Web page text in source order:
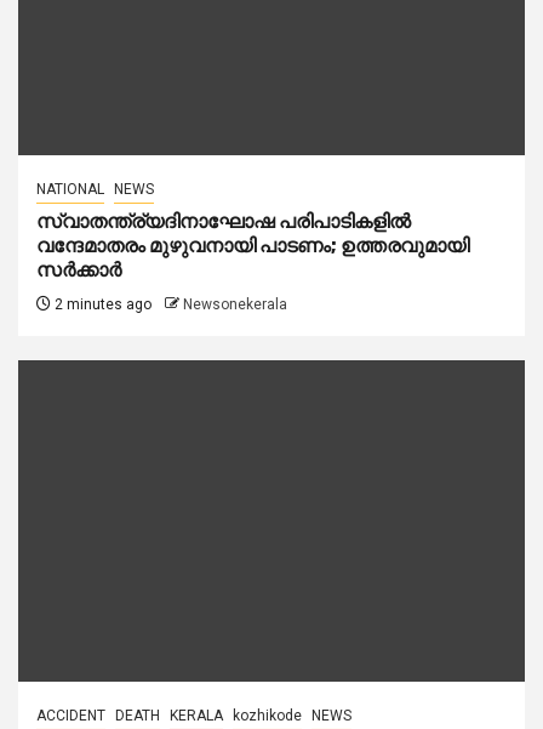
NATIONAL NEWS
സ്വാതന്ത്ര്യദിനാഘോഷ പരിപാടികളിൽ
വന്ദേമാതരം മുഴുവനായി പാടണം; ഉത്തരവുമായി
സർക്കാർ
2 minutes ago Newsonekerala
ACCIDENT DEATH KERALA kozhikode NEWS